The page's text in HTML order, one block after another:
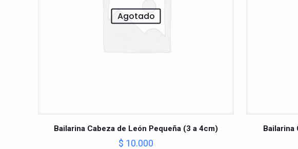
Agotado
Bailarina Cabeza de León Pequeña (3 a 4cm)
$ 10.000
Bailarina